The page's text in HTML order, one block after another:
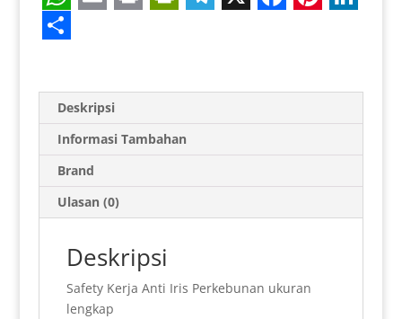
W
h
a
A
p
p
a
i
l
i
n
t
i
t
F
r
i
e
n
l
g
r
a
m
c
o
o
k
n
r
e
s
n
d
I
n
h
e
Deskripsi
Informasi Tambahan
Brand
Ulasan (0)
Deskripsi
Safety Kerja Anti Iris Perkebunan ukuran
lengkap